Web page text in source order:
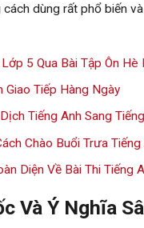
cách dùng rất phổ biến
5 Qua Bài Tập Ôn Hè
Tiếp Hàng Ngày
Tiếng Anh Sang
Chào Buổi Trưa Tiếng
Diện Về Bài Thi Tiếng
Và Ý Nghĩa